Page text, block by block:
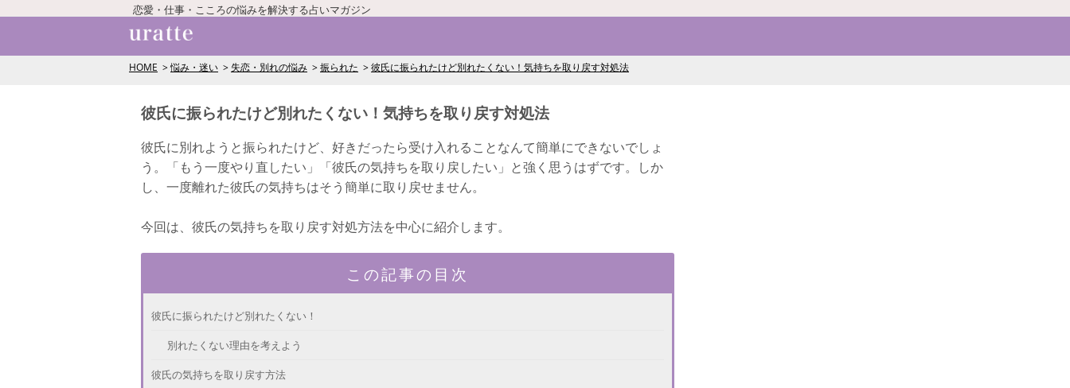
恋愛・仕事・こころの悩みを解決する占いマガジン
HOME 悩み・迷い 失恋・別れの悩み 振られた 彼氏に振られたけど別れたくない！気持ちを取り戻す対処法
彼氏に振られたけど別れたくない！気持ちを取り戻す対処法
彼氏に別れようと振られたけど、好きだったら受け入れることなんて簡単にできないでしょ
う。「もう一度やり直したい」「彼氏の気持ちを取り戻したい」と強く思うはずです。しか
し、一度離れた彼氏の気持ちはそう簡単に取り戻せません。
今回は、彼氏の気持ちを取り戻す対処方法を中心に紹介します。
この記事の目次
彼氏に振られたけど別れたくない！
別れたくない理由を考えよう
彼氏の気持ちを取り戻す方法